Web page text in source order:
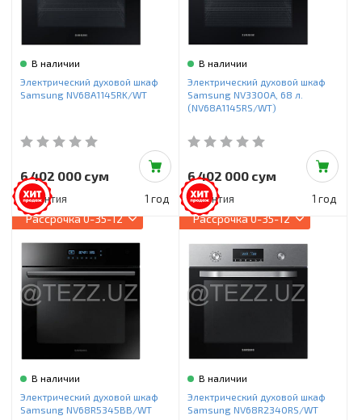
В наличии
Электрический духовой шкаф
Samsung NV68A1145RK/WT
6 402 000 сум
Гарантия 1 год
В наличии
Электрический духовой шкаф
Samsung NV3300A, 68 л.
(NV68A1145RS/WT)
6 402 000 сум
Гарантия 1 год
Рассрочка0-35-12
В наличии
Электрический духовой шкаф
Samsung NV68R5345BB/WT
Рассрочка0-35-12
В наличии
Электрический духовой шкаф
Samsung NV68R2340RS/WT